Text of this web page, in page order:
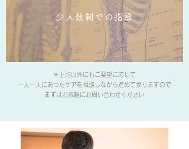
少人数制での指導
＊上記以外にもご要望に応じて
一人一人にあったケアを相談しながら進めて参りますので
​まずはお気軽にお問い合わせください